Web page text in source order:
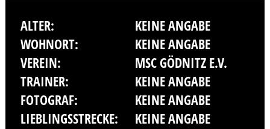
ALTER:
KEINE ANGABE
WOHNORT:
KEINE ANGABE
VEREIN:
MSC GÖDNITZ E.V.
TRAINER:
KEINE ANGABE
FOTOGRAF:
KEINE ANGABE
LIEBLINGSSTRECKE:
KEINE ANGABE